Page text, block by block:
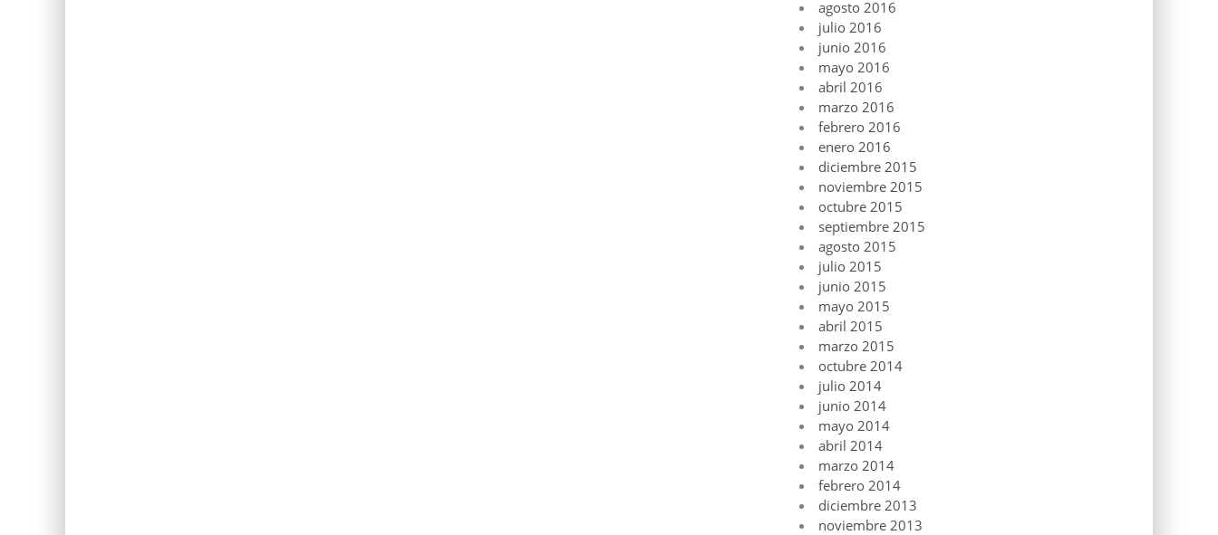
agosto 2016
julio 2016
junio 2016
mayo 2016
abril 2016
marzo 2016
febrero 2016
enero 2016
diciembre 2015
noviembre 2015
octubre 2015
septiembre 2015
agosto 2015
julio 2015
junio 2015
mayo 2015
abril 2015
marzo 2015
octubre 2014
julio 2014
junio 2014
mayo 2014
abril 2014
marzo 2014
febrero 2014
diciembre 2013
noviembre 2013